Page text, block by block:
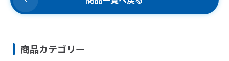
商品カテゴリー